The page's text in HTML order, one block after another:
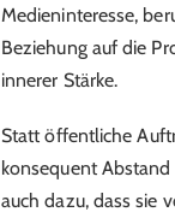
Medieninteresse,
Beziehung auf die
innerer Stärke.
Statt öffentliche
konsequent
auch dazu, dass sie